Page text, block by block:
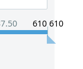
610 610